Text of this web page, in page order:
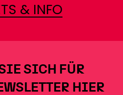
& INFO
SICH FÜR
HIER